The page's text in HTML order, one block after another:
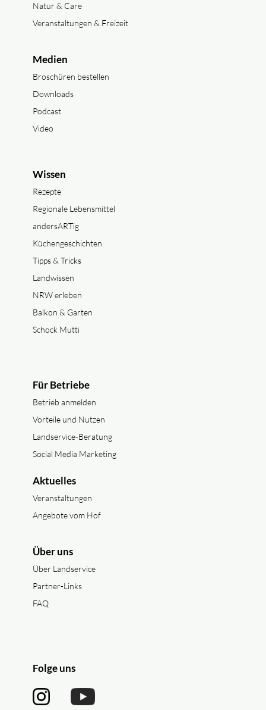
Natur & Care
Veranstaltungen & Freizeit
Medien
Broschüren bestellen
Downloads
Podcast
Video
Wissen
Rezepte
Regionale Lebensmittel
andersARTig
Küchengeschichten
Tipps & Tricks
Landwissen
NRW erleben
Balkon & Garten
Schock Mutti
Für Betriebe
Betrieb anmelden
Vorteile und Nutzen
Landservice-Beratung
Social Media Marketing
Aktuelles
Veranstaltungen
Angebote vom Hof
Über uns
Über Landservice
Partner-Links
FAQ
Folge uns